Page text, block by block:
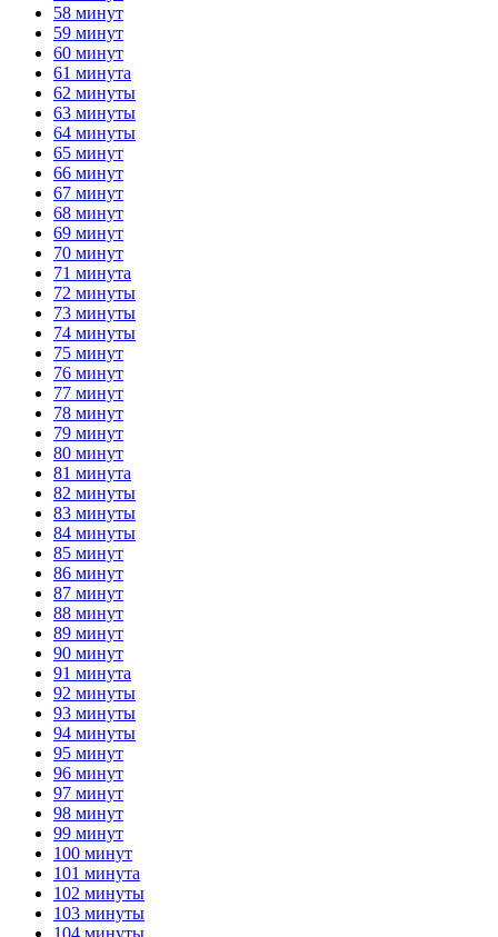
58 минут
59 минут
60 минут
61 минута
62 минуты
63 минуты
64 минуты
65 минут
66 минут
67 минут
68 минут
69 минут
70 минут
71 минута
72 минуты
73 минуты
74 минуты
75 минут
76 минут
77 минут
78 минут
79 минут
80 минут
81 минута
82 минуты
83 минуты
84 минуты
85 минут
86 минут
87 минут
88 минут
89 минут
90 минут
91 минута
92 минуты
93 минуты
94 минуты
95 минут
96 минут
97 минут
98 минут
99 минут
100 минут
101 минута
102 минуты
103 минуты
104 минуты